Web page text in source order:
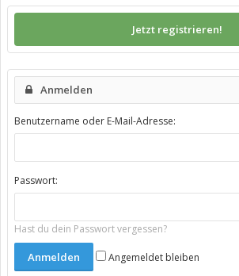
Jetzt registrieren!
Anmelden
Benutzername oder E-Mail-Adresse:
Passwort:
Hast du dein Passwort vergessen?
Angemeldet bleiben